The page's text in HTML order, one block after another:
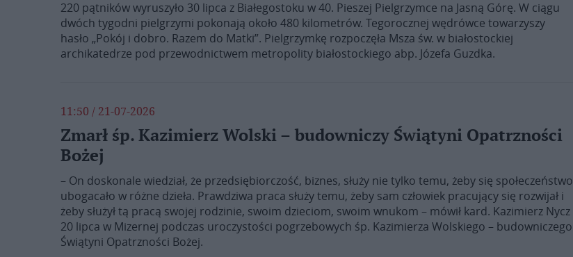
220 pątników wyruszyło 30 lipca z Białegostoku w 40. Pieszej Pielgrzymce na Jasną Górę. W ciągu
dwóch tygodni pielgrzymi pokonają około 480 kilometrów. Tegorocznej wędrówce towarzyszy
hasło „Pokój i dobro. Razem do Matki”. Pielgrzymkę rozpoczęła Msza św. w białostockiej
archikatedrze pod przewodnictwem metropolity białostockiego abp. Józefa Guzdka.
11:50 / 21-07-2026
Zmarł śp. Kazimierz Wolski – budowniczy Świątyni Opatrzności
Bożej
– On doskonale wiedział, że przedsiębiorczość, biznes, służy nie tylko temu, żeby się społeczeństwo
ubogacało w różne dzieła. Prawdziwa praca służy temu, żeby sam człowiek pracujący się rozwijał i
żeby służył tą pracą swojej rodzinie, swoim dzieciom, swoim wnukom – mówił kard. Kazimierz Nycz
20 lipca w Mizernej podczas uroczystości pogrzebowych śp. Kazimierza Wolskiego – budowniczego
Świątyni Opatrzności Bożej.